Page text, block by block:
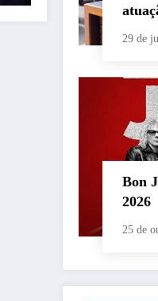
29 de
Bon
2026
25 de